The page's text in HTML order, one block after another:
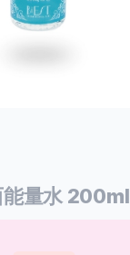
能量水 200ml